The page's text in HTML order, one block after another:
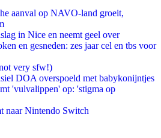
aanval op NAVO-land groeit,
in Nice en neemt geel over
en gesneden: zes jaar cel en tbs voor
very sfw!)
DOA overspoeld met babykonijntjes
'vulvalippen' op: 'stigma op
naar Nintendo Switch